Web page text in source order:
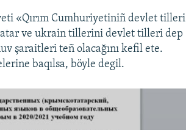
«Qırım Cumhuriyetiniñ devlet tilleri
ve ukrain tillerini devlet tilleri dep
şaraitleri teñ olacağını kefil ete.
baqılsa, böyle degil.